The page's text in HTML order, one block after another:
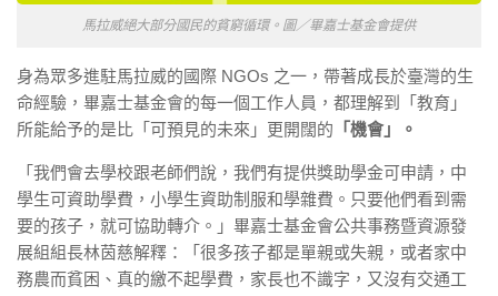
馬拉威絕大部分國民的貧窮循環。圖／畢嘉士基金會提供
身為眾多進駐馬拉威的國際 NGOs 之一，帶著成長於臺灣的生
命經驗，畢嘉士基金會的每一個工作人員，都理解到「教育」
所能給予的是比「可預見的未來」更開闊的 「機會」。
「我們會去學校跟老師們說，我們有提供獎助學金可申請，中
學生可資助學費，小學生資助制服和學雜費。只要他們看到需
要的孩子，就可協助轉介。」畢嘉士基金會公共事務暨資源發
展組組長林茵慈解釋：「很多孩子都是單親或失親，或者家中
務農而貧困、真的繳不起學費，家長也不識字，又沒有交通工